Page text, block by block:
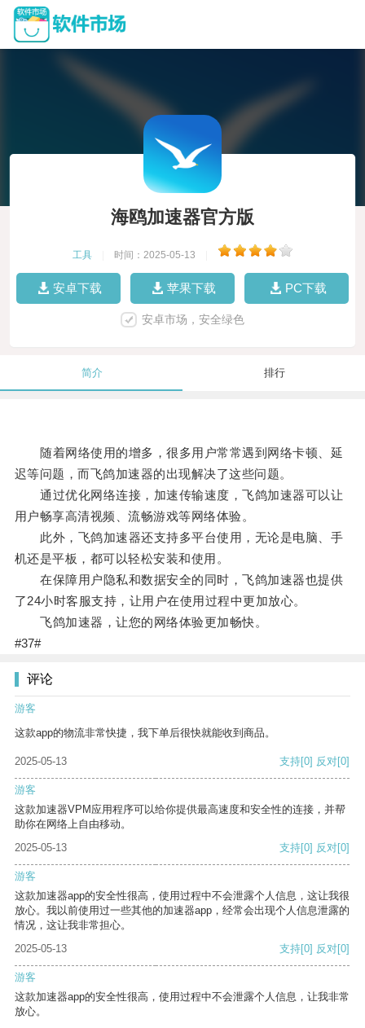
海鸥加速器官方版
工具 时间：2025-05-13
安卓下载 苹果下载 PC下载
安卓市场，安全绿色
简介 排行
随着网络使用的增多，很多用户常常遇到网络卡顿、延
迟等问题，而飞鸽加速器的出现解决了这些问题。
通过优化网络连接，加速传输速度，飞鸽加速器可以让
用户畅享高清视频、流畅游戏等网络体验。
此外，飞鸽加速器还支持多平台使用，无论是电脑、手
机还是平板，都可以轻松安装和使用。
在保障用户隐私和数据安全的同时，飞鸽加速器也提供
了24小时客服支持，让用户在使用过程中更加放心。
飞鸽加速器，让您的网络体验更加畅快。
#37#
评论
游客
这款app的物流非常快捷，我下单后很快就能收到商品。
2025-05-13 支持[0] 反对[0]
游客
这款加速器VPM应用程序可以给你提供最高速度和安全性的连接，并帮
助你在网络上自由移动。
2025-05-13
支持[0] 反对[0]
游客
这款加速器app的安全性很高，使用过程中不会泄露个人信息，这让我很
放心。我以前使用过一些其他的加速器app，经常会出现个人信息泄露的
情况，这让我非常担心。
2025-05-13
支持[0] 反对[0]
游客
这款加速器app的安全性很高，使用过程中不会泄露个人信息，让我非常
放心。